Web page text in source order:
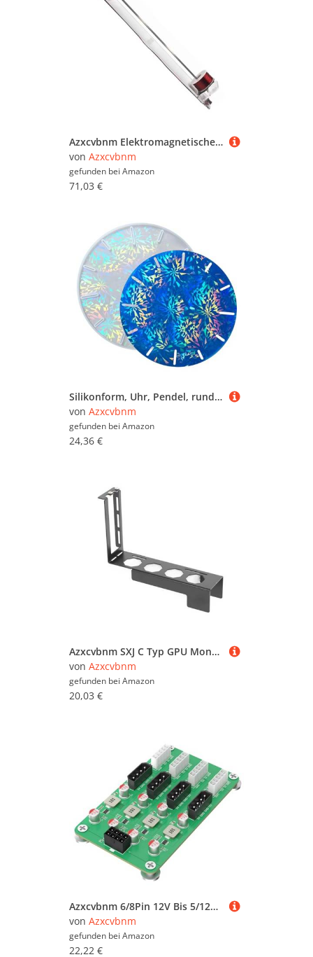
Azxcvbnm Elektromagnetische Bewegungsmodell Für Eisenball Eisenball Zur Erforschung Von Lorentz Kraft Und Spuleninduktion In Der Physik
von Azxcvbnm
gefunden bei Amazon
71,03 €
Silikonform, Uhr, Pendel, rund, Epoxidharz, Holografie, Schmuckwerkzeug für Enthusiasten
von Azxcvbnm
gefunden bei Amazon
24,36 €
Azxcvbnm SXJ C Typ GPU Montagehalterung Interner Stützständer Für Desktop Gehäuse
von Azxcvbnm
gefunden bei Amazon
20,03 €
Azxcvbnm 6/8Pin 12V Bis 5/12V 8Way 4x4PIN Und 4x5PIN Power Breakouts Board Effiziente Stromversorgungslösung
von Azxcvbnm
gefunden bei Amazon
22,22 €